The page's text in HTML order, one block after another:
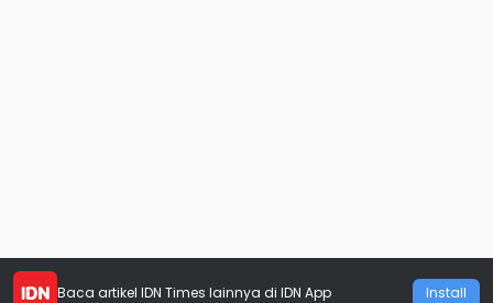
Baca artikel IDN Times lainnya di IDN App Install